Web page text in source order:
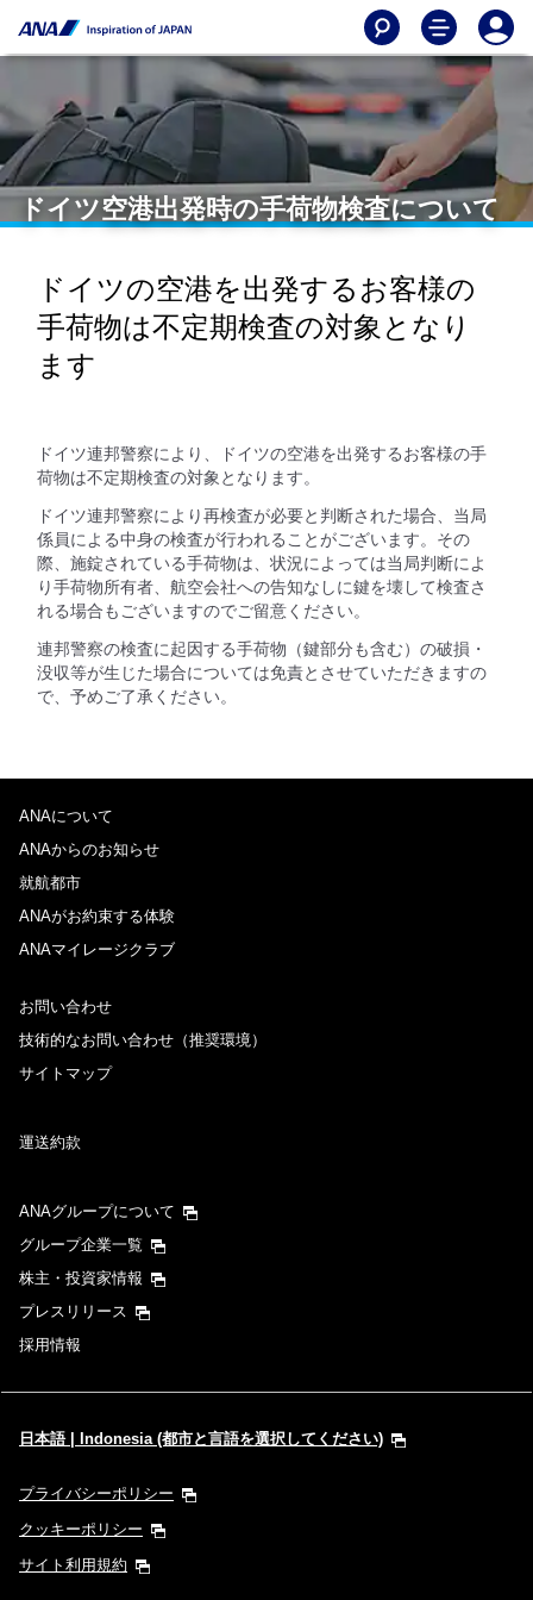
ドイツ空港出発時の手荷物検査について
ドイツの空港を出発するお客様の
手荷物は不定期検査の対象となり
ます
ドイツ連邦警察により、ドイツの空港を出発するお客様の手
荷物は不定期検査の対象となります。
ドイツ連邦警察により再検査が必要と判断された場合、当局
係員による中身の検査が行われることがございます。その
際、施錠されている手荷物は、状況によっては当局判断によ
り手荷物所有者、航空会社への告知なしに鍵を壊して検査さ
れる場合もございますのでご留意ください。
連邦警察の検査に起因する手荷物（鍵部分も含む）の破損・
没収等が生じた場合については免責とさせていただきますの
で、予めご了承ください。
ANAについて
ANAからのお知らせ
就航都市
ANAがお約束する体験
ANAマイレージクラブ
お問い合わせ
技術的なお問い合わせ（推奨環境）
サイトマップ
運送約款
ANAグループについて
グループ企業一覧
株主・投資家情報
プレスリリース
採用情報
日本語 | Indonesia (都市と言語を選択してください)
プライバシーポリシー
クッキーポリシー
サイト利用規約